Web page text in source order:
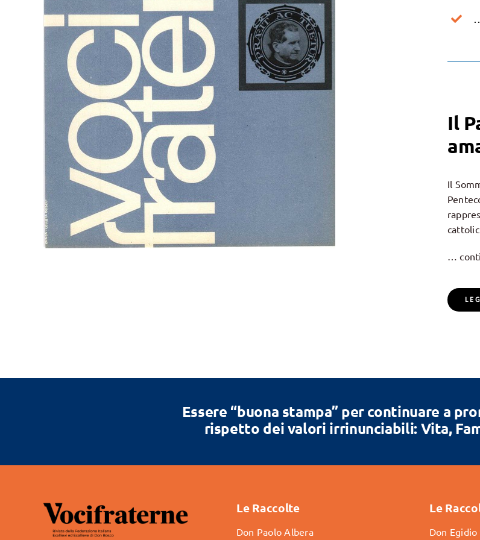
Il
Il
…
Essere “buona stampa” per continuare a
rispetto dei valori irrinunciabili: Vita,
Le Raccolte
Don Paolo Albera
Le
Don